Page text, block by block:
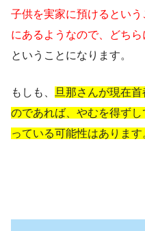
子供を実家に預けるとい
にあるようなので、どち
ということになります。
もしも、
旦那さんが現在
のであれば、やむを得ず
っている可能性はあります